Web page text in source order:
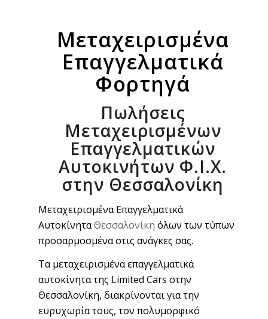
Μεταχειρισμένα
Επαγγελματικά
Φορτηγά
Πωλήσεις
Μεταχειρισμένων
Επαγγελματικών
Αυτοκινήτων Φ.Ι.Χ.
στην Θεσσαλονίκη
Μεταχειρισμένα Επαγγελματικά
ΑυτοκίνηταΘεσσαλονίκη όλων των τύπων
προσαρμοσμένα στις ανάγκες σας.
Τα μεταχειρισμένα επαγγελματικά
αυτοκίνητα της Limited Cars στην
Θεσσαλονίκη, διακρίνονται για την
ευρυχωρία τους, τον πολυμορφικό